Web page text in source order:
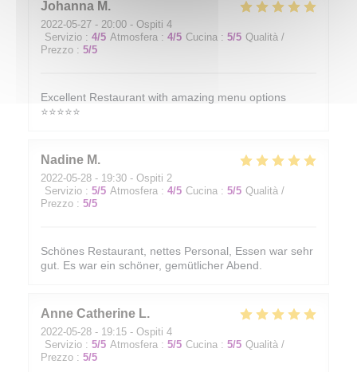
Johanna M
2022-05-27 - 20:00 - Ospiti 4
Servizio : 4/5 Atmosfera : 4/5 Cucina : 5/5 Qualità /
Prezzo : 5/5
Excellent Restaurant with amazing menu options
⭐️⭐️⭐️⭐️⭐️
Nadine M
2022-05-28 - 19:30 - Ospiti 2
Servizio : 5/5 Atmosfera : 4/5 Cucina : 5/5 Qualità /
Prezzo : 5/5
Schönes Restaurant, nettes Personal, Essen war sehr
gut. Es war ein schöner, gemütlicher Abend.
Anne Catherine L
2022-05-28 - 19:15 - Ospiti 4
Servizio : 5/5 Atmosfera : 5/5 Cucina : 5/5 Qualità /
Prezzo : 5/5